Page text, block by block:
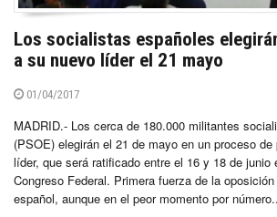
Los socialistas españoles
a su nuevo líder el 21 mayo
01/04/2017
MADRID.- Los cerca de 180.000 militantes
(PSOE) elegirán el 21 de mayo en un proceso
líder, que será ratificado entre el 16 y 18 de junio
Congreso Federal. Primera fuerza de la
español, aunque en el peor momento por